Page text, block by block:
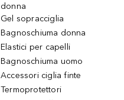
donna
Gel sopracciglia
Bagnoschiuma donna
Elastici per capelli
Bagnoschiuma uomo
Accessori ciglia finte
Termoprotettori